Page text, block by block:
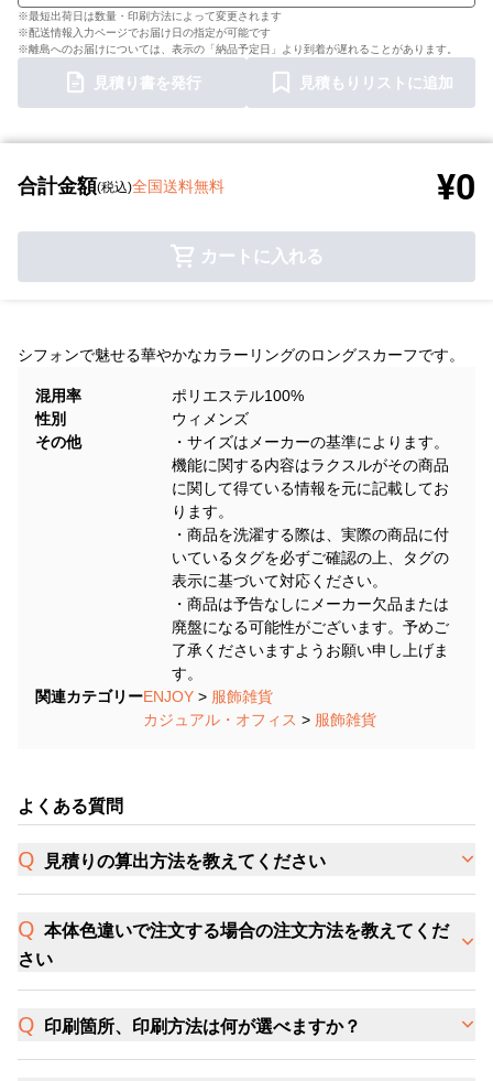
※最短出荷日は数量・印刷方法によって変更されます
※配送情報入力ページでお届け日の指定が可能です
※離島へのお届けについては、表示の「納品予定日」より到着が遅れることがあります。
見積り書を発行 見積もりリストに追加
合計金額(税込)全国送料無料 ¥0
カートに入れる
シフォンで魅せる華やかなカラーリングのロングスカーフです。
混用率
ポリエステル100%
性別
ウィメンズ
その他
・サイズはメーカーの基準によります。
機能に関する内容はラクスルがその商品
に関して得ている情報を元に記載してお
ります。
・商品を洗濯する際は、実際の商品に付
いているタグを必ずご確認の上、タグの
表示に基づいて対応ください。
・商品は予告なしにメーカー欠品または
廃盤になる可能性がございます。予めご
了承くださいますようお願い申し上げま
す。
関連カテゴリーENJOY > 服飾雑貨
カジュアル・オフィス > 服飾雑貨
よくある質問
見積りの算出方法を教えてください
本体色違いで注文する場合の注文方法を教えてくだ
さい
印刷箇所、印刷方法は何が選べますか？